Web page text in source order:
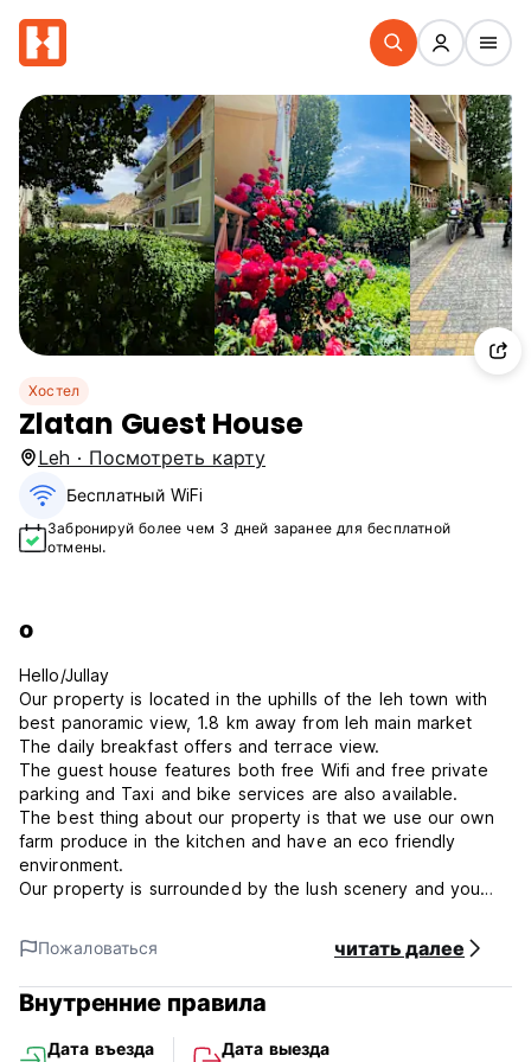
Хостел
Zlatan Guest House
Leh · Посмотреть карту
Бесплатный WiFi
Забронируй более чем 3 дней заранее для бесплатной
отмены.
о
Hello/Jullay
Our property is located in the uphills of the leh town with
best panoramic view, 1.8 km away from leh main market
The daily breakfast offers and terrace view.
The guest house features both free Wifi and free private
parking and Taxi and bike services are also available.
The best thing about our property is that we use our own
farm produce in the kitchen and have an eco friendly
environment.
Our property is surrounded by the lush scenery and you
environment.
Popular points of interest near the guest house include
Shanti Stupa, sankar gompa , pagaling zing pool, korean
temple.
We believe in responsible tourism and initiating the best we
Пожаловаться читать далее
Внутренние правила
Дата въезда
Дата выезда